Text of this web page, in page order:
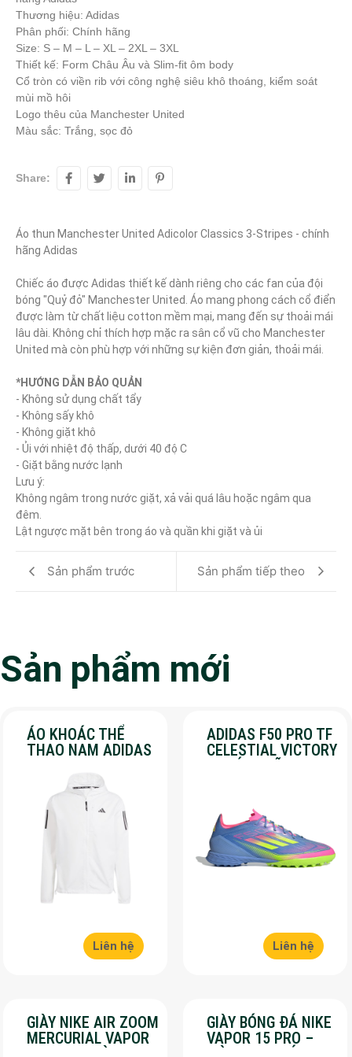
Thương hiệu: Adidas
Phân phối: Chính hãng
Size: S – M – L – XL – 2XL – 3XL
Thiết kế: Form Châu Âu và Slim-fit ôm body
Cổ tròn có viền rib với công nghệ siêu khô thoáng, kiểm soát
mùi mồ hôi
Logo thêu của Manchester United
Màu sắc: Trắng, sọc đỏ
Share:
Áo thun Manchester United Adicolor Classics 3-Stripes - chính
hãng Adidas
Chiếc áo được Adidas thiết kế dành riêng cho các fan của đội
bóng "Quỷ đỏ" Manchester United. Áo mang phong cách cổ điển
được làm từ chất liệu cotton mềm mại, mang đến sự thoải mái
lâu dài. Không chỉ thích hợp mặc ra sân cổ vũ cho Manchester
United mà còn phù hợp với những sự kiện đơn giản, thoải mái.
*HƯỚNG DẪN BẢO QUẢN
- Không sử dụng chất tẩy
- Không sấy khô
- Không giặt khô
- Ủi với nhiệt độ thấp, dưới 40 độ C
- Giặt bằng nước lạnh
Lưu ý:
Không ngâm trong nước giặt, xả vải quá lâu hoặc ngâm qua
đêm.
Lật ngược mặt bên trong áo và quần khi giặt và ủi
Sản phẩm trước Sản phẩm tiếp theo
Sản phẩm mới
ÁO KHOÁC THỂ
THAO NAM ADIDAS
MÀU TRẮNG
Liên hệ
ADIDAS F50 PRO TF
CELESTIAL VICTORY
– CHÍNH HÃNG –
Liên hệ
GIÀY NIKE AIR ZOOM
MERCURIAL VAPOR
GIÀY BÓNG ĐÁ NIKE
VAPOR 15 PRO –